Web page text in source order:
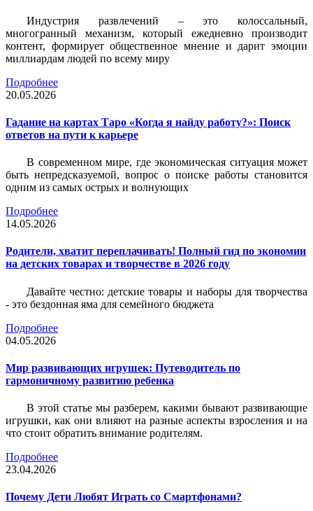
Индустрия развлечений – это колоссальный,
многогранный механизм, который ежедневно производит
контент, формирует общественное мнение и дарит эмоции
миллиардам людей по всему миру
Подробнее
20.05.2026
Гадание на картах Таро «Когда я найду работу?»: Поиск
ответов на пути к карьере
В современном мире, где экономическая ситуация может
быть непредсказуемой, вопрос о поиске работы становится
одним из самых острых и волнующих
Подробнее
14.05.2026
Родители, хватит переплачивать! Полный гид по экономии
на детских товарах и творчестве в 2026 году
Давайте честно: детские товары и наборы для творчества
- это бездонная яма для семейного бюджета
Подробнее
04.05.2026
Мир развивающих игрушек: Путеводитель по
гармоничному развитию ребенка
В этой статье мы разберем, какими бывают развивающие
игрушки, как они влияют на разные аспекты взросления и на
что стоит обратить внимание родителям.
Подробнее
23.04.2026
Почему Дети Любят Играть со Смартфонами?